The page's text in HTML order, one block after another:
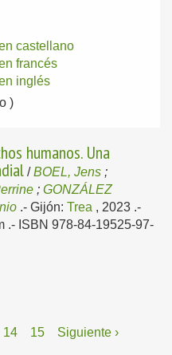
castellano
francés
inglés
)
humanos. Una
/BOEL, Jens ;
; GONZÁLEZ
.- Gijón: Trea , 2023 .-
.- ISBN 978-84-19525-97-
14 15 Siguiente ›